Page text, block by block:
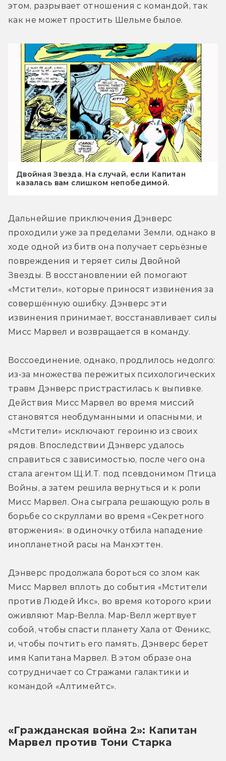
этом, разрывает отношения с командой, так
как не может простить Шельме былое.
Двойная Звезда. На случай, если Капитан
казалась вам слишком непобедимой.
Дальнейшие приключения Дэнверс
проходили уже за пределами Земли, однако в
ходе одной из битв она получает серьёзные
повреждения и теряет силы Двойной
Звезды. В восстановлении ей помогают
«Мстители», которые приносят извинения за
совершённую ошибку. Дэнверс эти
извинения принимает, восстанавливает силы
Мисс Марвел и возвращается в команду.
Воссоединение, однако, продлилось недолго:
из-за множества пережитых психологических
травм Дэнверс пристрастилась к выпивке.
Действия Мисс Марвел во время миссий
становятся необдуманными и опасными, и
«Мстители» исключают героиню из своих
рядов. Впоследствии Дэнверс удалось
справиться с зависимостью, после чего она
стала агентом Щ.И.Т. под псевдонимом Птица
Войны, а затем решила вернуться и к роли
Мисс Марвел. Она сыграла решающую роль в
борьбе со скруллами во время «Секретного
вторжения»: в одиночку отбила нападение
инопланетной расы на Манхэттен.
Дэнверс продолжала бороться со злом как
Мисс Марвел вплоть до события «Мстители
против Людей Икс», во время которого крии
оживляют Мар-Велла. Мар-Велл жертвует
собой, чтобы спасти планету Хала от Феникс,
и, чтобы почтить его память, Дэнверс берет
имя Капитана Марвел. В этом образе она
сотрудничает со Стражами галактики и
командой «Алтимейтс».
«Гражданская война 2»: Капитан
Марвел против Тони Старка